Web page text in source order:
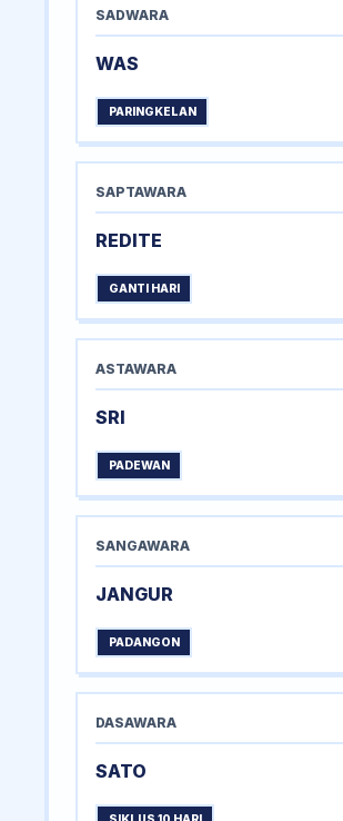
SADWARA
WAS
PARINGKELAN
SAPTAWARA
REDITE
GANTI HARI
ASTAWARA
SRI
PADEWAN
SANGAWARA
JANGUR
PADANGON
DASAWARA
SATO